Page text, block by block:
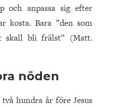
och anpassa sig efter
kosta. Bara ”den som
bli frälst” (Matt.
nöden
hundra år före Jesus